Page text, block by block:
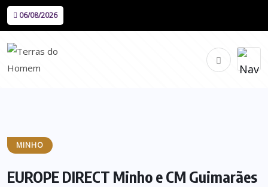
06/08/2026
MINHO
EUROPE DIRECT Minho e CM Guimarães